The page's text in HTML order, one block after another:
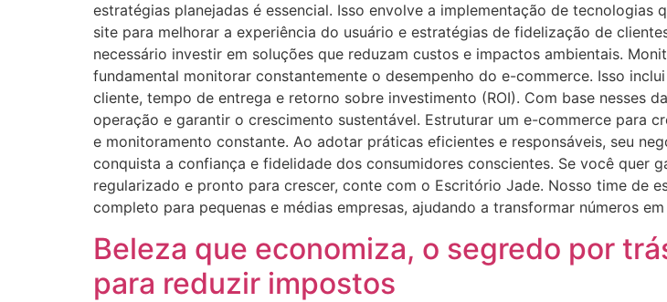
estratégias planejadas é essencial. Isso envolve a implementação de
site para melhorar a experiência do usuário e estratégias de fidelização de
necessário investir em soluções que reduzam custos e impactos ambientais.
fundamental monitorar constantemente o desempenho do e-commerce. Isso
cliente, tempo de entrega e retorno sobre investimento (ROI). Com base nesses
operação e garantir o crescimento sustentável. Estruturar um e-commerce para
e monitoramento constante. Ao adotar práticas eficientes e responsáveis, seu
conquista a confiança e fidelidade dos consumidores conscientes. Se você quer
regularizado e pronto para crescer, conte com o Escritório Jade. Nosso time de
completo para pequenas e médias empresas, ajudando a transformar números
Beleza que economiza, o segredo por
para reduzir impostos